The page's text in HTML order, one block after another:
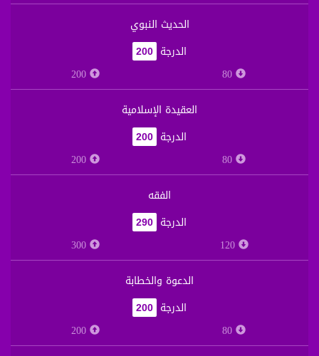
الحديث النبوي
الدرجة
200
200
العقيدة الإسلامية
الدرجة
200
200
الفقه
الدرجة
290
120
300
الدعوة والخطابة
الدرجة
200
200